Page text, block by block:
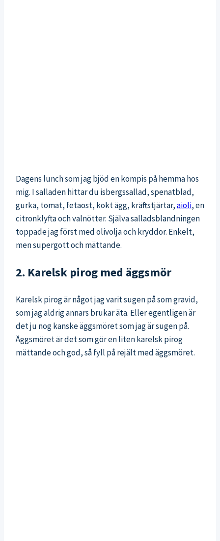
Dagens lunch som jag bjöd en kompis på hemma hos
mig. I salladen hittar du isbergssallad, spenatblad,
gurka, tomat, fetaost, kokt ägg, kräftstjärtar,aioli, en
citronklyfta och valnötter. Själva salladsblandningen
toppade jag först med olivolja och kryddor. Enkelt,
men supergott och mättande.
2. Karelsk pirog med äggsmör
Karelsk pirog är något jag varit sugen på som gravid,
som jag aldrig annars brukar äta. Eller egentligen är
det ju nog kanske äggsmöret som jag är sugen på.
Äggsmöret är det som gör en liten karelsk pirog
mättande och god, så fyll på rejält med äggsmöret.